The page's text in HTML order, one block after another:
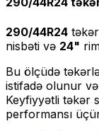
290/44R24
nisbəti və 24"
Bu ölçüdə
istifadə olunur və
Keyfiyyətli təkər
performansı